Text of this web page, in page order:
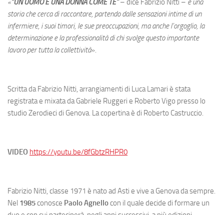
«“UN UOMO E UNA DONNA COME TE”– dice Fabrizio Nitti – è una
storia che cerca di raccontare, partendo dalle sensazioni intime di un
infermiere, i suoi timori, le sue preoccupazioni, ma anche l’orgoglio, la
determinazione e la professionalità di chi svolge questo importante
lavoro per tutta la collettività».
Scritta da Fabrizio Nitti, arrangiamenti di Luca Lamari è stata
registrata e mixata da Gabriele Ruggeri e Roberto Vigo presso lo
studio Zerodieci di Genova. La copertina è di Roberto Castruccio.
VIDEO https://youtu.be/8fGbtzRHPR0
Fabrizio Nitti, classe 1971 è nato ad Asti e vive a Genova da sempre.
Nel 1985conosce Paolo Agnellocon il quale decide di formare un